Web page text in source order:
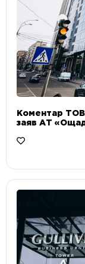
Коментар
заяв АТ